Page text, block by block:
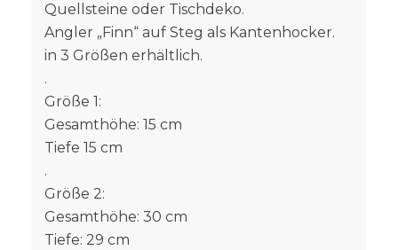
Quellsteine oder Tischdeko.
Angler „Finn“ auf Steg als Kantenhocker.
in 3 Größen erhältlich.
.
Größe 1:
Gesamthöhe: 15 cm
Tiefe 15 cm
.
Größe 2:
Gesamthöhe: 30 cm
Tiefe: 29 cm